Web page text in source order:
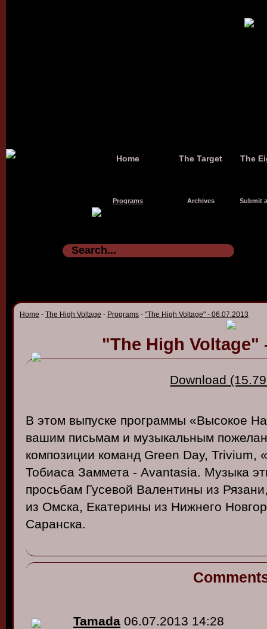
Home The Target The
Programs Archives Submit
Home - The High Voltage - Programs - "The High Voltage" - 06.07.2013
"The High Voltage"
Download
В этом выпуске программы «Высокое
вашим письмам и музыкальным
композиции команд Green Day, Trivium,
Тобиаса Заммета - Avantasia. Музыка
просьбам Гусевой Валентины из
из Омска, Екатерины из Нижнего
Саранска.
Tamada 06.07.2013 14:28